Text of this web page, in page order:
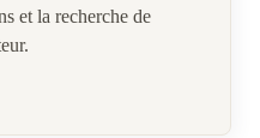
et la recherche de